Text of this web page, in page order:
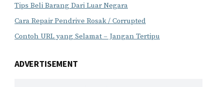
Tips Beli Barang Dari Luar Negara
Cara Repair Pendrive Rosak / Corrupted
Contoh URL yang Selamat – Jangan Tertipu
ADVERTISEMENT